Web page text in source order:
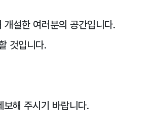
설한 여러분의 공간입니다.
것입니다.
해 주시기 바랍니다.